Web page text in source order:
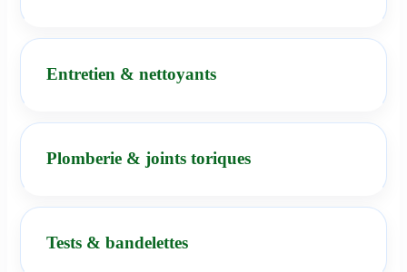
Entretien & nettoyants
Plomberie & joints toriques
Tests & bandelettes